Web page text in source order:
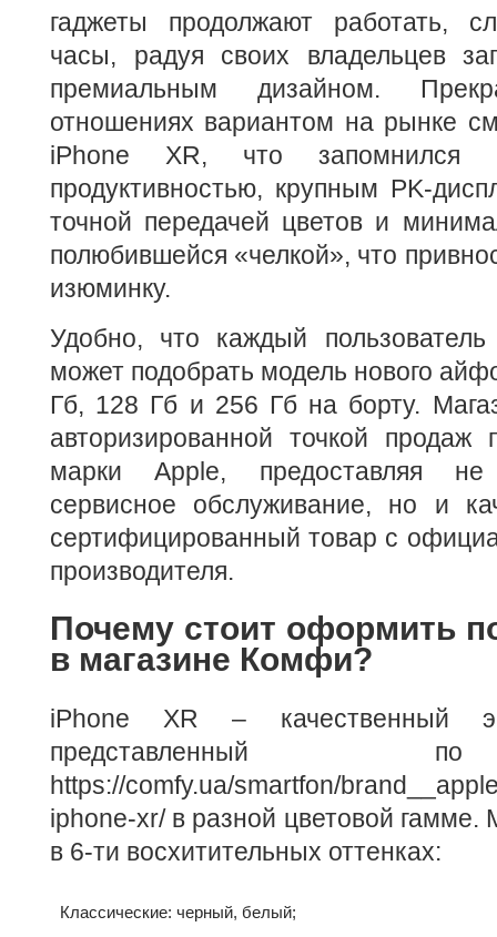
гаджеты продолжают работать,
часы, радуя своих владельцев
премиальным дизайном.
отношениях вариантом на рынке
iPhone XR, что запомнился
продуктивностью, крупным PK-
точной передачей цветов и
полюбившейся «челкой», что
изюминку.
Удобно, что каждый
может подобрать модель нового
Гб, 128 Гб и 256 Гб на борту.
авторизированной точкой продаж
марки Apple, предоставляя
сервисное обслуживание, но и
сертифицированный товар с
производителя.
Почему стоит оформить
в магазине Комфи?
iPhone XR – качественный
представленный
https://comfy.ua/smartfon/
iphone-xr/ в разной цветовой гамме.
в 6-ти восхитительных оттенках:
Классические: черный, белый;